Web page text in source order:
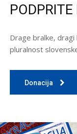
Drage bralke,
pluralnost
Donacija